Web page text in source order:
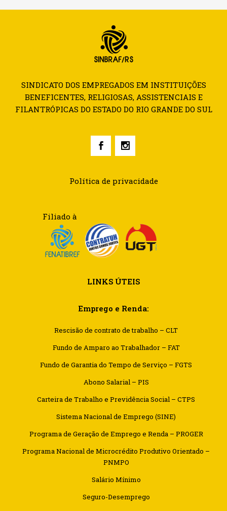
SINDICATO DOS EMPREGADOS EM INSTITUIÇÕES
BENEFICENTES, RELIGIOSAS, ASSISTENCIAIS E
FILANTRÓPICAS DO ESTADO DO RIO GRANDE DO SUL
Política de privacidade
Filiado à
LINKS ÚTEIS
Emprego e Renda:
Rescisão de contrato de trabalho – CLT
Fundo de Amparo ao Trabalhador – FAT
Fundo de Garantia do Tempo de Serviço – FGTS
Abono Salarial – PIS
Carteira de Trabalho e Previdência Social – CTPS
Sistema Nacional de Emprego (SINE)
Programa de Geração de Emprego e Renda – PROGER
Programa Nacional de Microcrédito Produtivo Orientado –
PNMPO
Salário Mínimo
Seguro-Desemprego